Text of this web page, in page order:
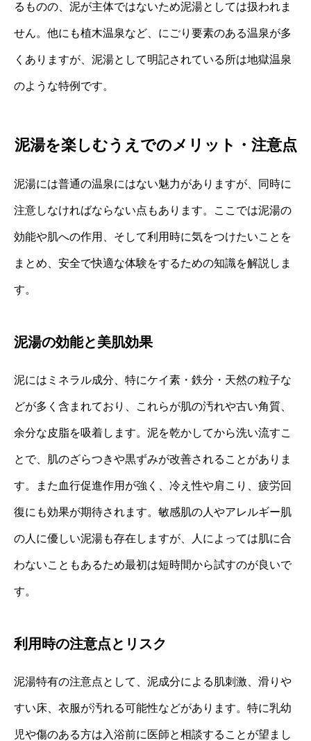
るものの、泥が主体ではないため泥湯としては扱われま
せん。他にも植木温泉など、にごり要素のある温泉が多
くありますが、泥湯として明記されている所は地獄温泉
のような特例です。
泥湯を楽しむうえでのメリット・注意点
泥湯には普通の温泉にはない魅力がありますが、同時に
注意しなければならない点もあります。ここでは泥湯の
効能や肌への作用、そして利用時に気をつけたいことを
まとめ、安全で快適な体験をするための知識を解説しま
す。
泥湯の効能と美肌効果
泥にはミネラル成分、特にケイ素・鉄分・天然の粒子な
どが多く含まれており、これらが肌の汚れや古い角質、
余分な皮脂を吸着します。泥を乾かしてから洗い流すこ
とで、肌のざらつきや黒ずみが改善されることがありま
す。また血行促進作用が強く、冷え性や肩こり、疲労回
復にも効果が期待されます。敏感肌の人やアレルギー肌
の人に優しい泥湯も存在しますが、人によっては肌に合
わないこともあるため最初は短時間から試すのが良いで
す。
利用時の注意点とリスク
泥湯特有の注意点として、泥成分による肌刺激、滑りや
すい床、衣服が汚れる可能性などがあります。特に乳幼
児や傷のある方は入浴前に医師と相談することが望まし